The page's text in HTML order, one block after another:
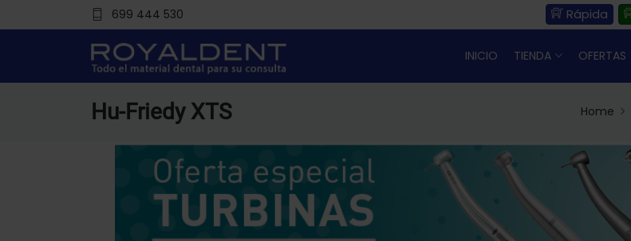
699 444 530 Rápida
INICIO TIENDA OFERTAS
Hu-Friedy XTS Home